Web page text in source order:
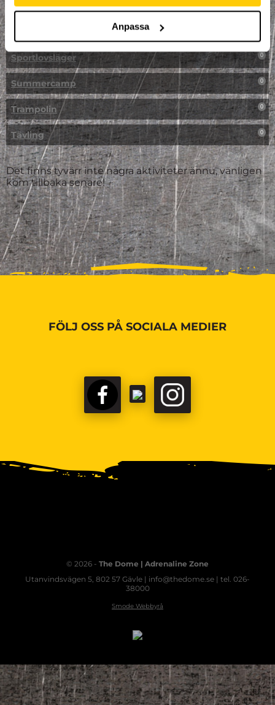
Anpassa
Skateboard 0
Sportlovsläger 0
Summercamp 0
Trampolin 0
Tävling 0
Det finns tyvärr inte några aktiviteter ännu, vänligen
kom tillbaka senare!
FÖLJ OSS PÅ SOCIALA MEDIER
© 2026 - The Dome | Adrenaline Zone
Utanvindsvägen 5, 802 57 Gävle | info@thedome.se | tel. 026-
38000
Smode Webbyrå